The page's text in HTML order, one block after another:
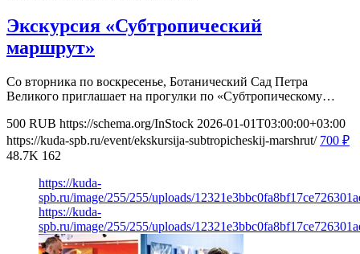
Экскурсия «Субтропический
маршрут»
Со вторника по воскресенье, Ботанический Сад Петра
Великого приглашает на прогулки по «Субтропическому…
500 RUB https://schema.org/InStock 2026-01-01T03:00:00+03:00
https://kuda-spb.ru/event/ekskursija-subtropicheskij-marshrut/ 700 ₽
48.7K 162
https://kuda-
spb.ru/image/255/255/uploads/
https://kuda-
spb.ru/image/255/255/uploads/